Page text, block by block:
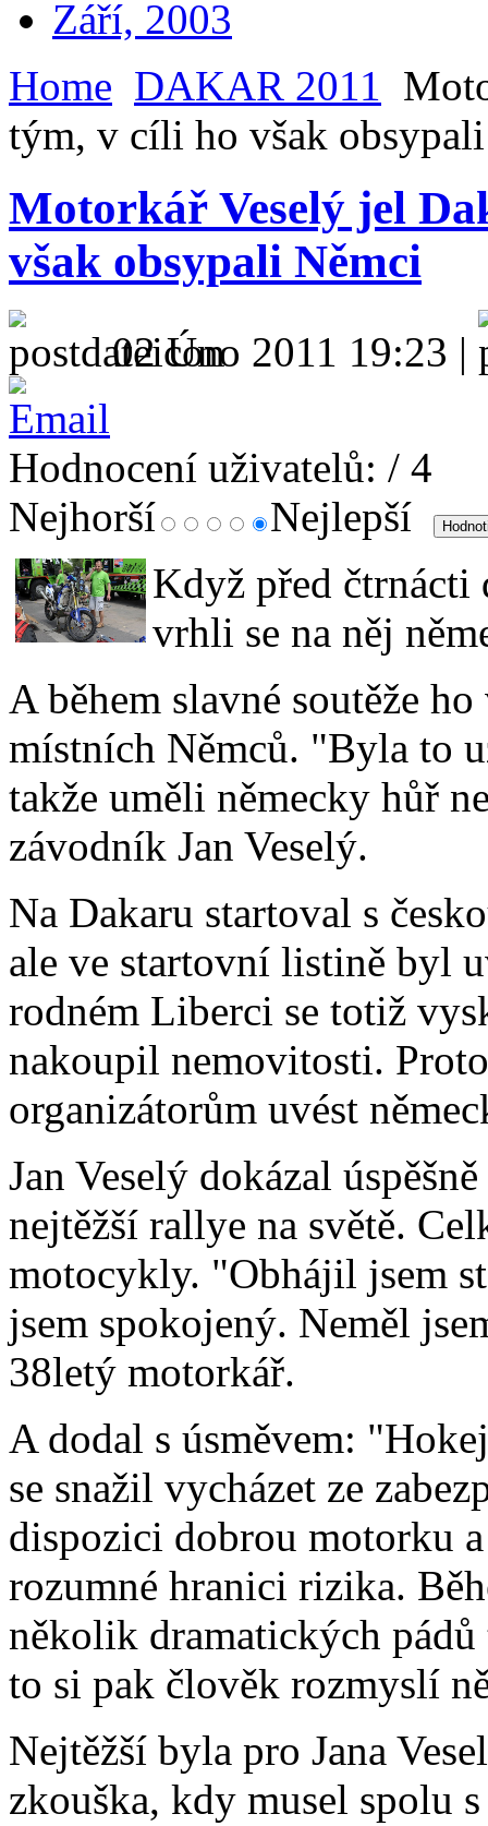
Září, 2003
Home DAKAR 2011
tým, v cíli ho však
Motorkář Veselý jel
však obsypali Němci
02 Úno 2011 19:23 |
Hodnocení uživatelů: / 4
Nejhorší
Nejlepší
Když před čtrnácti
vrhli se na něj
A během slavné soutěže
místních Němců. "Byla to
takže uměli německy hůř
závodník Jan Veselý.
Na Dakaru startoval s
ale ve startovní listině byl
rodném Liberci se totiž
nakoupil nemovitosti.
organizátorům uvést
Jan Veselý dokázal
nejtěžší rallye na světě.
motocykly. "Obhájil jsem
jsem spokojený. Neměl
38letý motorkář.
A dodal s úsměvem:
se snažil vycházet ze
dispozici dobrou motorku
rozumné hranici rizika.
několik dramatických
to si pak člověk rozmyslí
Nejtěžší byla pro Jana
zkouška, kdy musel spolu